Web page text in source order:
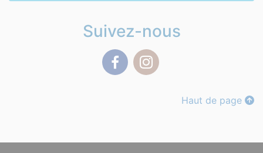
Suivez-nous
Haut de page